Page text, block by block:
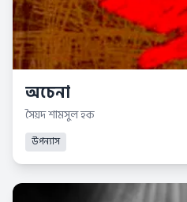
অচেনা
সৈয়দ শামসুল হক
উপন্যাস